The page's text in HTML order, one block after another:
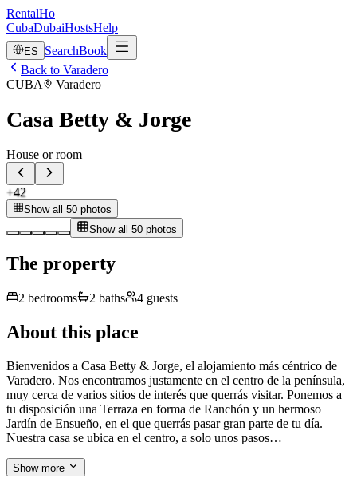
RentalHo
CubaDubaiHostsHelp
ES SearchBook
Back to Varadero
CUBA
Varadero
Casa Betty & Jorge
House or room
+42
Show all 50 photos
Show all 50 photos
The property
2 bedrooms 2 baths 4 guests
About this place
Bienvenidos a Casa Betty & Jorge, el alojamiento más céntrico de
Varadero. Nos encontramos justamente en el centro de la península,
muy cerca de varios sitios de interés que querrás visitar. Ponemos a
tu disposición una Terraza en forma de Ranchón y un hermoso
Jardín de Ensueño, en el que querrás pasar gran parte de tu día.
Nuestra casa se ubica en el centro, a solo unos pasos…
Show more